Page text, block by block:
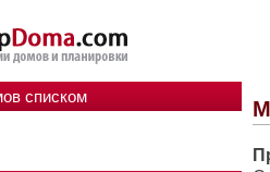
списком